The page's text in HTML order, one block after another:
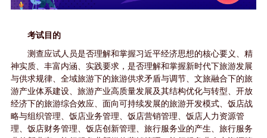
考试目的
测查应试人员是否理解和掌握习近平经济思想的核心要义、精
神实质、丰富内涵、实践要求，是否理解和掌握新时代下旅游发展
与供求规律、全域旅游下的旅游供求矛盾与调节、文旅融合下的旅
游产业体系建设、旅游产业高质量发展及其结构优化与转型、开放
经济下的旅游综合效应、面向可持续发展的旅游开发模式、饭店战
略与组织管理、饭店业务管理、饭店营销管理、饭店人力资源管
理、饭店财务管理、饭店创新管理、旅行服务业的产生、旅行服务